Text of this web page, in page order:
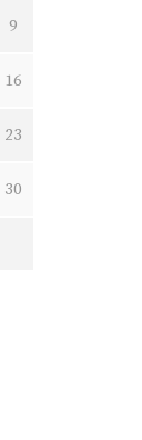
9
16
23
30